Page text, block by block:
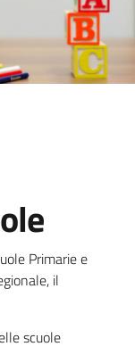
Primarie e
il
scuole